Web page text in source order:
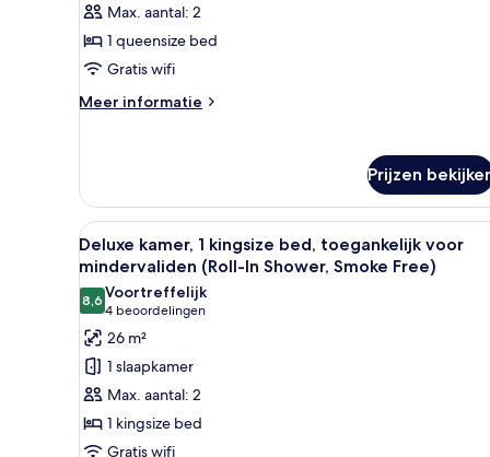
queensize
bed
(Smoke
Free)
Max. aantal: 2
1 queensize bed
Gratis wifi
Meer informatie
Meer
1
queensize
bed
(Smoke
Free)
Prijzen
Alle
foto's
voor
Deluxe
kamer,
kingsize
bed,
toegankelijk
Een hotelkamer met een
5
Deluxe kamer, 1 kingsize bed, toegankelijk voor
mindervaliden (Roll-In Shower, Smoke Free)
8,68,6 van 10
Voortreffelijk
4 beoordelingen
(4
beoordelingen)
26 m²
1 slaapkamer
Max. aantal: 2
1 kingsize bed
Gratis wifi